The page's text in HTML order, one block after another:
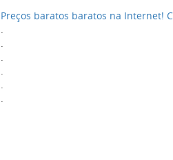
Preços baratos baratos na Internet!
.
.
.
.
.
.